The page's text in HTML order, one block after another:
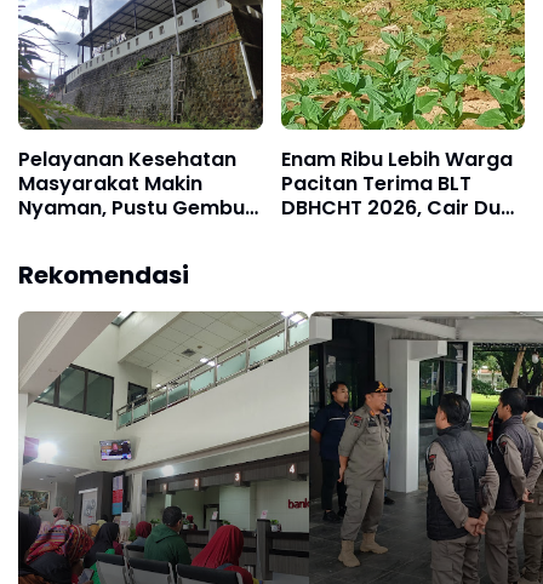
Pelayanan Kesehatan
Masyarakat Makin
Nyaman, Pustu Gembuk
Enam Ribu Lebih Warga
Pacitan Terima BLT
DBHCHT 2026, Cair Dua
Rekomendasi